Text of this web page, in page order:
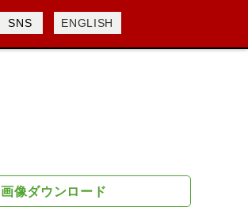
SNS ENGLISH
画像ダウンロード